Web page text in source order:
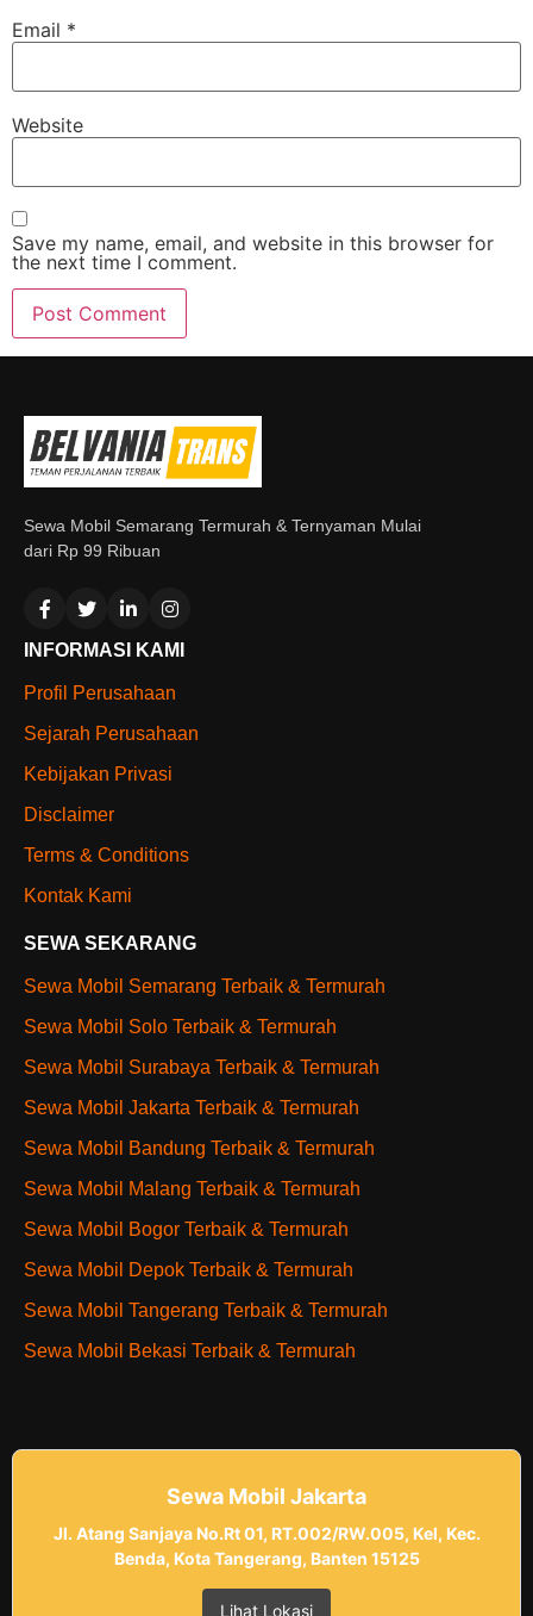
Email *
Website
Save my name, email, and website in this browser for
the next time I comment.
Sewa Mobil Semarang Termurah & Ternyaman Mulai
dari Rp 99 Ribuan
INFORMASI KAMI
Profil Perusahaan
Sejarah Perusahaan
Kebijakan Privasi
Disclaimer
Terms & Conditions
Kontak Kami
SEWA SEKARANG
Sewa Mobil Semarang Terbaik & Termurah
Sewa Mobil Solo Terbaik & Termurah
Sewa Mobil Surabaya Terbaik & Termurah
Sewa Mobil Jakarta Terbaik & Termurah
Sewa Mobil Bandung Terbaik & Termurah
Sewa Mobil Malang Terbaik & Termurah
Sewa Mobil Bogor Terbaik & Termurah
Sewa Mobil Depok Terbaik & Termurah
Sewa Mobil Tangerang Terbaik & Termurah
Sewa Mobil Bekasi Terbaik & Termurah
Sewa Mobil Jakarta
Jl. Atang Sanjaya No.Rt 01, RT.002/RW.005, Kel, Kec.
Benda, Kota Tangerang, Banten 15125
Lihat Lokasi